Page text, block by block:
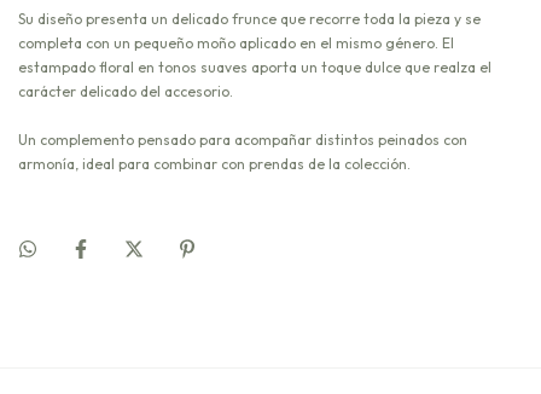
Su diseño presenta un delicado frunce que recorre toda la pieza y se
completa con un pequeño moño aplicado en el mismo género. El
estampado floral en tonos suaves aporta un toque dulce que realza el
carácter delicado del accesorio.
Un complemento pensado para acompañar distintos peinados con
armonía, ideal para combinar con prendas de la colección.